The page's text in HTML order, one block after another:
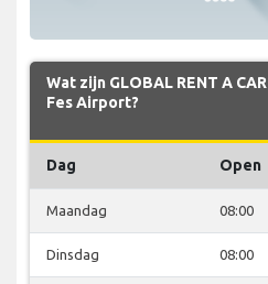
Wat zijn GLOBAL RENT A
Fes Airport?
Dag Open
Maandag 08:00
Dinsdag 08:00